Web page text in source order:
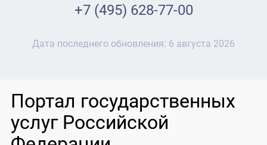
+7 (495) 628-77-00
Дата последнего обновления: 6 августа 2026
Портал государственных
услуг Российской